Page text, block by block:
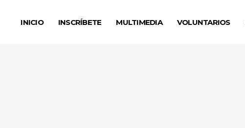
INICIO INSCRÍBETE MULTIMEDIA VOLUNTARIOS